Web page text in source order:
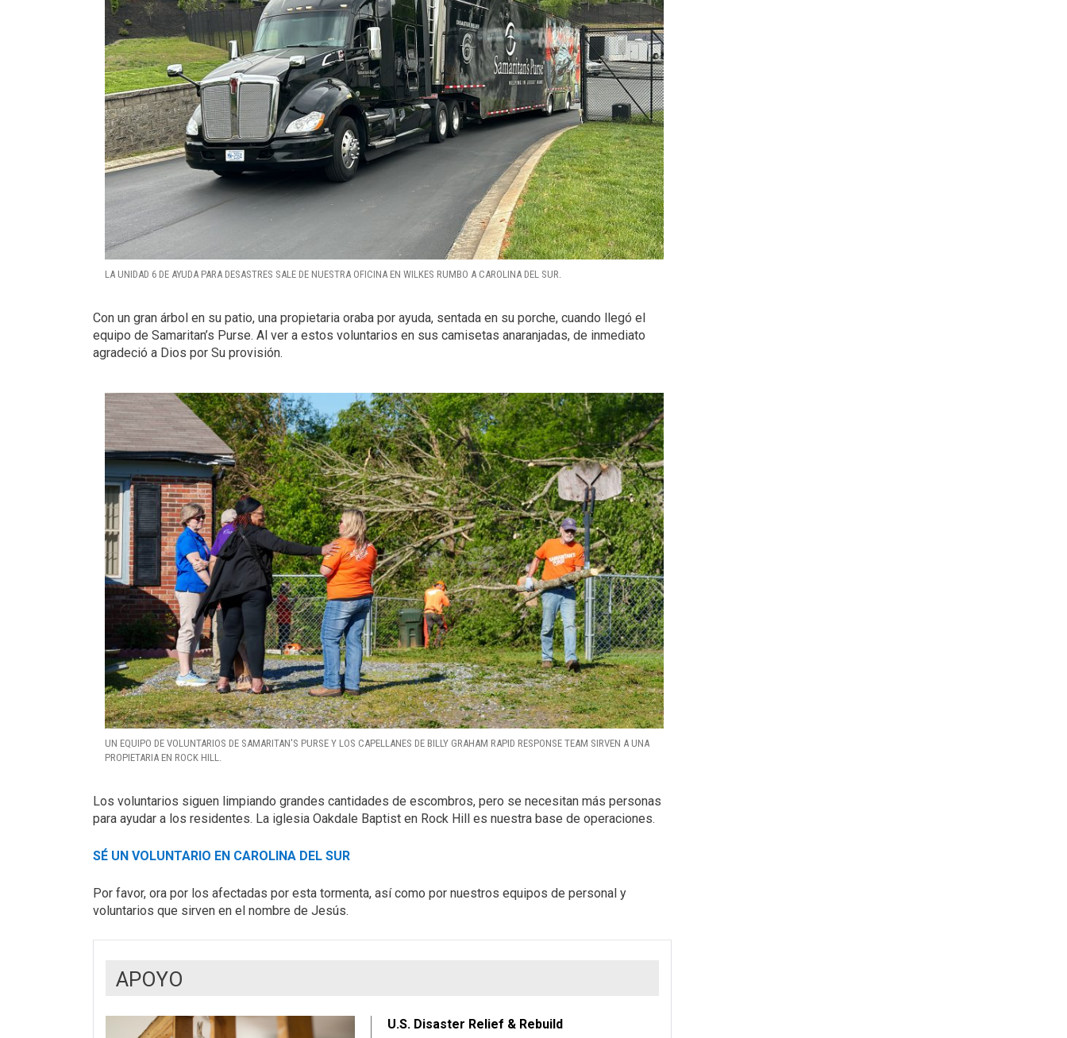
LA UNIDAD 6 DE AYUDA PARA DESASTRES SALE DE NUESTRA OFICINA EN WILKES RUMBO A CAROLINA DEL SUR.
Con un gran árbol en su patio, una propietaria oraba por ayuda, sentada en su porche, cuando llegó el
equipo de Samaritan’s Purse. Al ver a estos voluntarios en sus camisetas anaranjadas, de inmediato
agradeció a Dios por Su provisión.
UN EQUIPO DE VOLUNTARIOS DE SAMARITAN'S PURSE Y LOS CAPELLANES DE BILLY GRAHAM RAPID RESPONSE TEAM SIRVEN A UNA
PROPIETARIA EN ROCK HILL.
Los voluntarios siguen limpiando grandes cantidades de escombros, pero se necesitan más personas
para ayudar a los residentes. La iglesia Oakdale Baptist en Rock Hill es nuestra base de operaciones.
SÉ UN VOLUNTARIO EN CAROLINA DEL SUR
Por favor, ora por los afectadas por esta tormenta, así como por nuestros equipos de personal y
voluntarios que sirven en el nombre de Jesús.
APOYO
U.S. Disaster Relief & Rebuild